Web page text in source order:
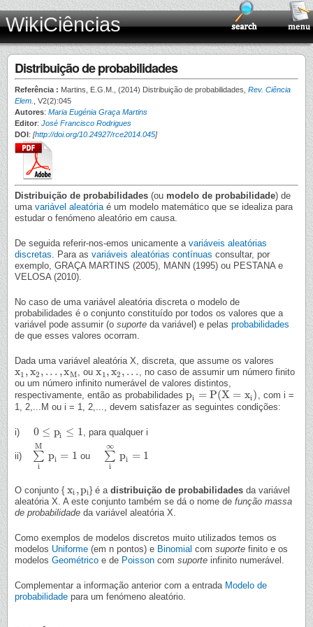
WikiCiências
Distribuição de probabilidades
Referência : Martins, E.G.M., (2014) Distribuição de probabilidades, Rev. Ciência
Elem.
, V2(2):045
Autores: Maria Eugénia Graça Martins
Editor: José Francisco Rodrigues
DOI: [http://doi.org/10.24927/rce2014.045]
Distribuição de probabilidades (ou modelo de probabilidade) de
uma variável aleatóriaé um modelo matemático que se idealiza para
estudar o fenómeno aleatório em causa.
De seguida referir-nos-emos unicamente a variáveis aleatórias
discretas. Para as variáveis aleatórias contínuas consultar, por
exemplo, GRAÇA MARTINS (2005), MANN (1995) ou PESTANA e
VELOSA (2010).
No caso de uma variável aleatória discreta o modelo de
probabilidades é o conjunto constituído por todos os valores que a
variável pode assumir (o suporte da variável) e pelas probabilidades
de que esses valores ocorram.
Dada uma variável aleatória X, discreta, que assume os valores
x1 ,x2 , . . . ,xM
x1 ,x2, .. . ,xM , oux1 ,x2 , . . .
x1 ,x2, .. .
, no caso de assumir um número finito
ou um número infinito numerável de valores distintos,
respectivamente, então as probabilidades pi = P(X = xi )
pi= P( X=xi)
, com i =
1, 2,...M ou i = 1, 2,..., devem satisfazer as seguintes condições:
i) 0 ≤ pi ≤ 1
pi ≤1 , para qualquer i
ii) ∑
i
M
pi = 1
Mp i =1 ou ∑
i
∞
pi = 1
∞p i=1
O conjunto { xi ,pi
xi pi } é a distribuição de probabilidades da variável
aleatória X. A este conjunto também se dá o nome de função massa
de probabilidade da variável aleatória X.
Como exemplos de modelos discretos muito utilizados temos os
modelos Uniforme (em n pontos) e Binomial com suporte finito e os
modelos Geométrico e de Poisson com suporte infinito numerável.
Complementar a informação anterior com a entrada Modelo de
probabilidade para um fenómeno aleatório.